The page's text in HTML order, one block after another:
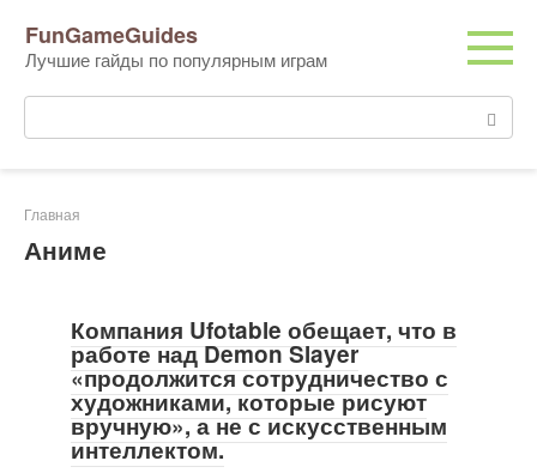
контенту
FunGameGuides
Лучшие гайды по популярным играм
Поиск:
Главная
Аниме
Компания Ufotable обещает, что в
работе над Demon Slayer
«продолжится сотрудничество с
художниками, которые рисуют
вручную», а не с искусственным
интеллектом.